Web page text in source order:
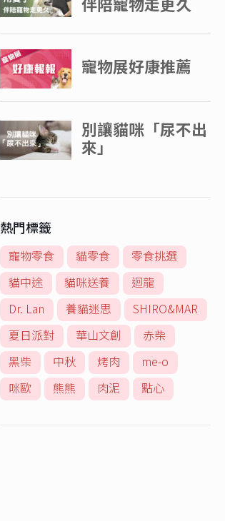
熱門標籤
寵物零食 貓零食
零食挑選
貓中途
貓咪送養
迴龍
Dr. Lan
養貓迷思
SHIRO&MAR
夏日派對
華山文創
赤柴
黑柴
中秋 烤肉
me-o
咪歐
熊熊 肉泥 點心